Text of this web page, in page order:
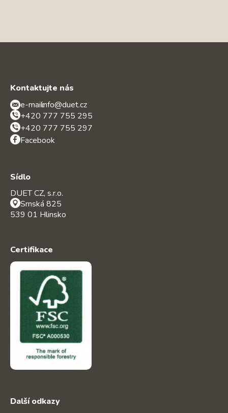
Kontaktujte nás
e-mail:info@duet.cz
+420 777 755 295
+420 777 755 297
Facebook
Sídlo
DUET CZ, s.r.o.
Srnská 825
539 01 Hlinsko
Certifikace
Další odkazy